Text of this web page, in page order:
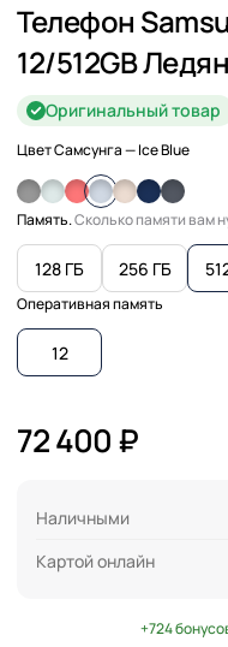
Телефон
12/512GB
Оригинальный товар
Цвет Самсунга— Ice Blue
Память.Сколько памяти вам
128 ГБ 256 ГБ
Оперативная память
12
72 400 ₽
Наличными
Картой онлайн
+724